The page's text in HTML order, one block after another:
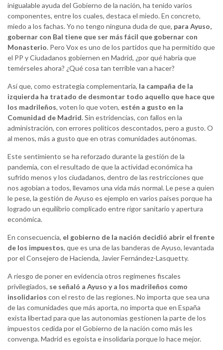
inigualable ayuda del Gobierno de la nación, ha tenido varios
componentes, entre los cuales, destaca el miedo. En concreto,
miedo a los fachas. Yo no tengo ninguna duda de que, para Ayuso,
gobernar con Bal tiene que ser más fácil que gobernar con
Monasterio. Pero Vox es uno de los partidos que ha permitido que
el PP y Ciudadanos gobiernen en Madrid, ¿por qué habría que
temérseles ahora? ¿Qué cosa tan terrible van a hacer?
Así que, como estrategia complementaria, la campaña de la
izquierda ha tratado de desmontar todo aquello que hace que
los madrileños, voten lo que voten, estén a gusto en la
Comunidad de Madrid. Sin estridencias, con fallos en la
administración, con errores políticos descontados, pero a gusto. O
al menos, más a gusto que en otras comunidades autónomas.
Este sentimiento se ha reforzado durante la gestión de la
pandemia, con el resultado de que la actividad económica ha
sufrido menos y los ciudadanos, dentro de las restricciones que
nos agobian a todos, llevamos una vida más normal. Le pese a quien
le pese, la gestión de Ayuso es ejemplo en varios países porque ha
logrado un equilibrio complicado entre rigor sanitario y apertura
económica.
En consecuencia, el gobierno de la nación decidió abrir el frente
de los impuestos, que es una de las banderas de Ayuso, levantada
por el Consejero de Hacienda, Javier Fernández-Lasquetty.
A riesgo de poner en evidencia otros regímenes fiscales
privilegiados, se señaló a Ayuso y a los madrileños como
insolidarios con el resto de las regiones. No importa que sea una
de las comunidades que más aporta, no importa que en España
exista libertad para que las autonomías gestionen la parte de los
impuestos cedida por el Gobierno de la nación como más les
convenga. Madrid es egoísta e insolidaria porque lo hace mejor.